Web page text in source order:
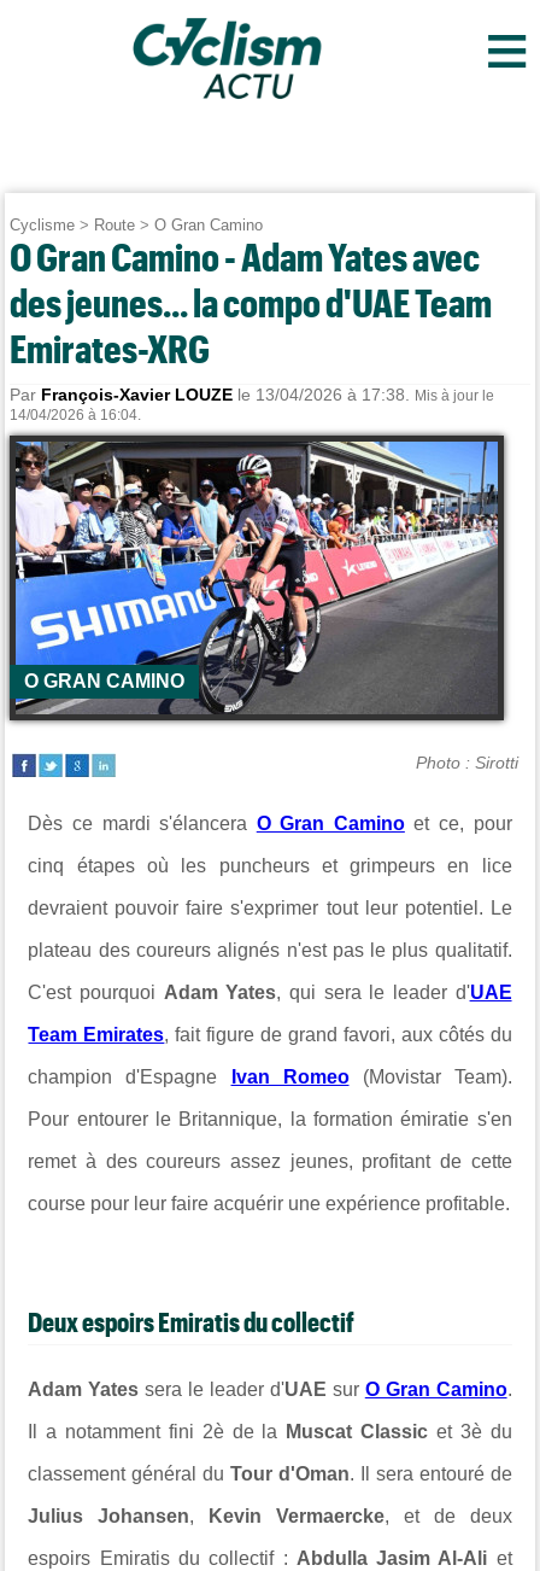
≡
Cyclisme > Route >O Gran Camino
O Gran Camino - Adam Yates avec
des jeunes... la compo d'UAE Team
Emirates-XRG
Par François-Xavier LOUZE le 13/04/2026 à 17:38.
Mis à jour le
14/04/2026 à 16:04.
O GRAN CAMINO
Photo : Sirotti
Dès ce mardi s'élancera O Gran Caminoet ce, pour
cinq étapes où les puncheurs et grimpeurs en lice
devraient pouvoir faire s'exprimer tout leur potentiel. Le
plateau des coureurs alignés n'est pas le plus qualitatif.
C'est pourquoi Adam Yates, qui sera le leader d'UAE
Team Emirates, fait figure de grand favori, aux côtés du
champion d'Espagne Ivan Romeo(Movistar Team).
Pour entourer le Britannique, la formation émiratie s'en
remet à des coureurs assez jeunes, profitant de cette
course pour leur faire acquérir une expérience profitable.
Deux espoirs Emiratis du collectif
Adam Yates sera le leader d'UAE sur O Gran Camino.
Il a notamment fini 2è de la Muscat Classic et 3è du
classement général duTour d'Oman. Il sera entouré de
Julius Johansen, Kevin Vermaercke, et de deux
espoirs Emiratis du collectif : Abdulla Jasim Al-Ali et